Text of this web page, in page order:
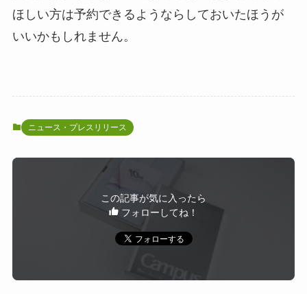
ほしい方は予約できるようならしておいたほうが
いいかもしれません。
ニュース・プレスリリース
この記事が気に入ったら
フォローしてね！